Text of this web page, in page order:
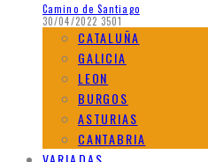
Camino de Santiago
30/04/2022 3501
CATALUÑA
GALICIA
LEON
BURGOS
ASTURIAS
CANTABRIA